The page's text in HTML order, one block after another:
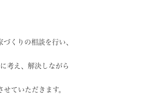
づくりの相談を行い、
考え、解決しながら
せていただきます。